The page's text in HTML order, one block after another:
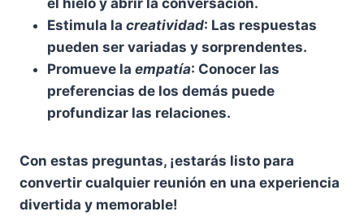
el hielo y abrir la conversación.
Estimula la creatividad: Las respuestas
pueden ser variadas y sorprendentes.
Promueve la empatía: Conocer las
preferencias de los demás puede
profundizar las relaciones.
Con estas preguntas, ¡estarás listo para
convertir cualquier reunión en una experiencia
divertida y memorable!